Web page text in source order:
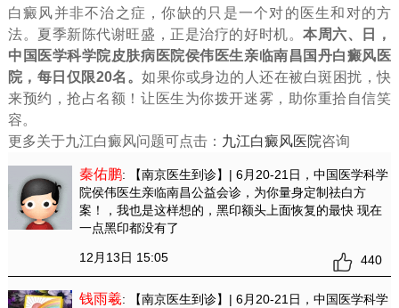
白癜风并非不治之症，你缺的只是一个对的医生和对的方
法。夏季新陈代谢旺盛，正是治疗的好时机。本周六、日，
中国医学科学院皮肤病医院侯伟医生亲临南昌国丹白癜风医
院， 每日仅限20名 。如果你或身边的人还在被白斑困扰，快
来预约，抢占名额！让医生为你拨开迷雾，助你重拾自信笑
容。
更多关于九江白癜风问题可点击： 九江白癜风医院咨询
秦佑鹏: 【南京医生到诊】| 6月20-21日，中国医学科学
院侯伟医生亲临南昌公益会诊，为你量身定制祛白方
案！
，我也是这样想的，黑印额头上面恢复的最快 现在
一点黑印都没有了
12月13日 15:05 440
钱雨羲: 【南京医生到诊】| 6月20-21日，中国医学科学